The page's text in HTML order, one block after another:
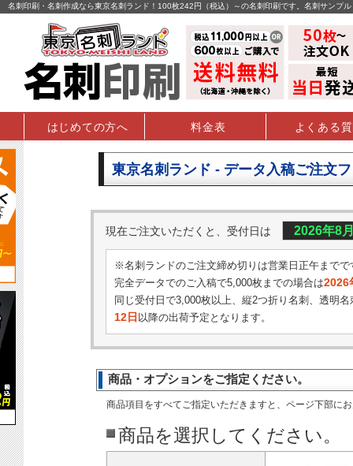
名刺印刷・名刺作成なら東京名刺ランド！100枚242円（税込）～の名刺印刷です。名刺サンプ
はじめての方へ 料金表 よくある
東京名刺ランド - データ入稿ご注文
現在ご注文いただくと、受付日は 2026年8
※名刺ランドのご注文締め切りは営業日正午までで
完全データでのご入稿で5,000枚までの場合は2026
同じ受付日で3,000枚以上、縦2つ折り名刺、透明名
12日 以降の出荷予定となります。
商品・オプションをご指定ください。
商品項目をすべてご指定いただきますと、ページ下部に
商品を選択してください。